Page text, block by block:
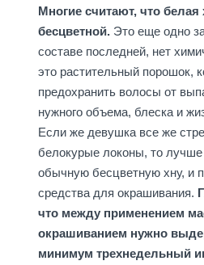
Многие считают, что белая
бесцветной.Это еще одно
составе последней, нет
это растительный порошок,
предохранить волосы от
нужного объема, блеска и
Если же девушка все же
белокурые локоны, то лучше
обычную бесцветную хну, и
средства для окрашивания.
что между применением
окрашиванием нужно
минимум трехнедельный